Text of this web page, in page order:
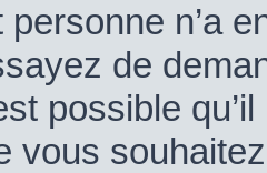
n’a
de
possible
vous